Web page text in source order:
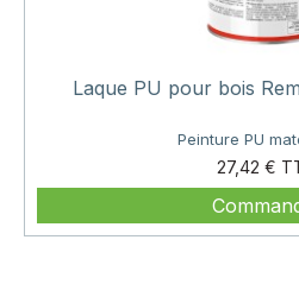
Laque PU pour bois
Peinture PU
27,42 €